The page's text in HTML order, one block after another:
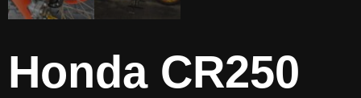
Honda CR250